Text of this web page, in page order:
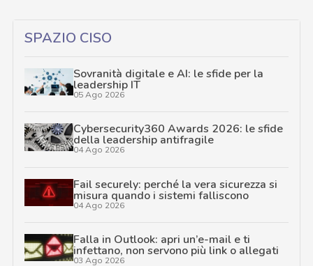
SPAZIO CISO
Sovranità digitale e AI: le sfide per la
leadership IT
05 Ago 2026
Cybersecurity360 Awards 2026: le sfide
della leadership antifragile
04 Ago 2026
Fail securely: perché la vera sicurezza si
misura quando i sistemi falliscono
04 Ago 2026
Falla in Outlook: apri un’e-mail e ti
infettano, non servono più link o allegati
03 Ago 2026